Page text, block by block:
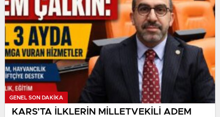
GENEL SON DAKİKA
KARS’TA İLKLERİN MİLLETVEKİLİ ADEM